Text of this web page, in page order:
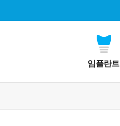
임플란트